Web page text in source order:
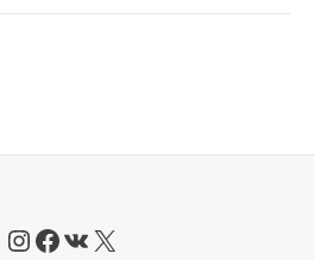
Instagram
Facebook
ВКонтакте
X